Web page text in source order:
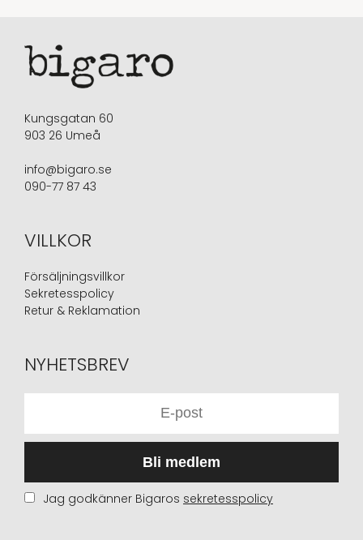
Kungsgatan 60
903 26 Umeå
info@bigaro.se
090-77 87 43
VILLKOR
Försäljningsvillkor
Sekretesspolicy
Retur & Reklamation
NYHETSBREV
Bli medlem
Jag godkänner Bigaros sekretesspolicy